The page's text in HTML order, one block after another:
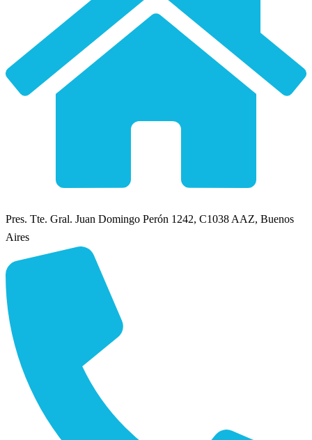
Pres. Tte. Gral. Juan Domingo Perón 1242, C1038 AAZ, Buenos
Aires